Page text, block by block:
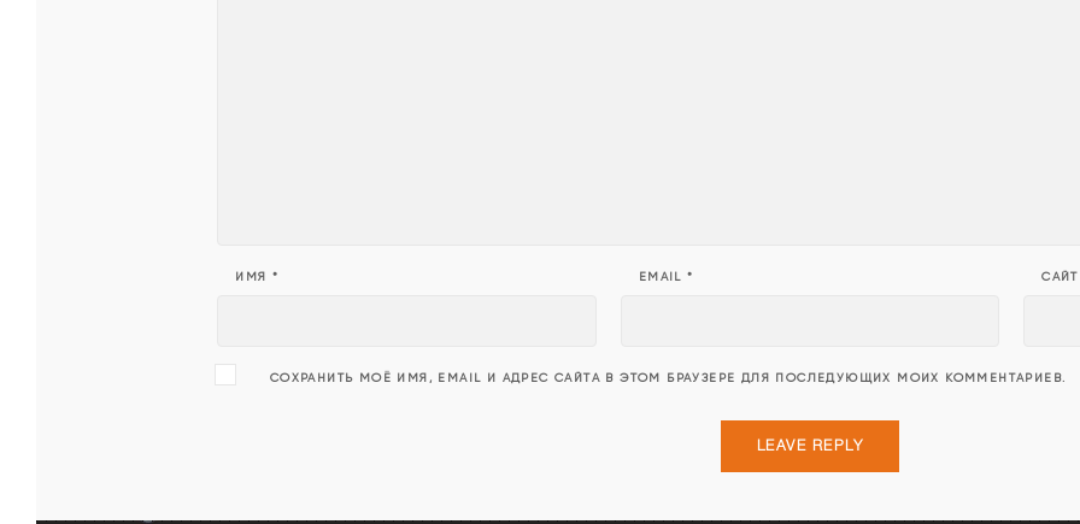
ИМЯ * EMAIL* САЙТ
СОХРАНИТЬ МОЁ ИМЯ, EMAIL И АДРЕС САЙТА В ЭТОМ БРАУЗЕРЕ ДЛЯ ПОСЛЕДУЮЩИХ МОИХ КОММЕНТАРИЕВ.